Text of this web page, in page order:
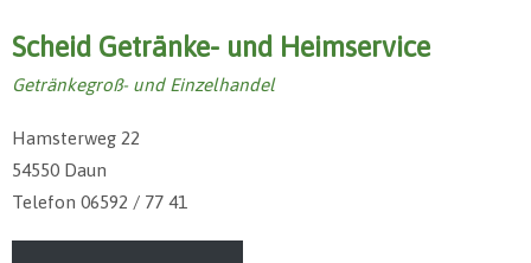
Scheid Getränke- und Heimservice
Getränkegroß- und Einzelhandel
Hamsterweg 22
54550 Daun
Telefon 06592 / 77 41